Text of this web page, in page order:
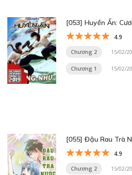
[053] Huyền Ấn:
4.9
Chương 2 15/02/
Chương 1 15/02/
[055] Đậu Rau Trà
4.9
Chương 2 15/02/